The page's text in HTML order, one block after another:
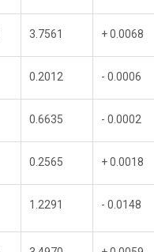
3.7561 + 0.0068
0.2012 - 0.0006
0.6635 - 0.0002
0.2565 + 0.0018
1.2291 - 0.0148